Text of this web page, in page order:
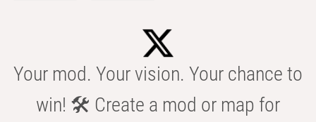
Your mod. Your vision. Your chance to
win! 🛠️ Create a mod or map for